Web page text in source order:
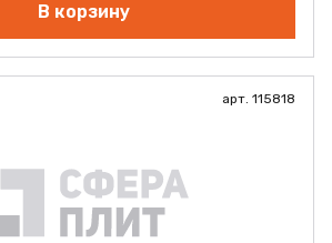
В корзину
арт. 115818